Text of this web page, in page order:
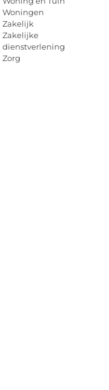
Woningen
Zakelijk
Zakelijke
dienstverlening
Zorg